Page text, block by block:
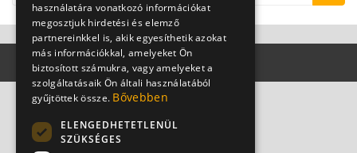
használatára vonatkozó információkat
megosztjuk hirdetési és elemző
partnereinkkel is, akik egyesíthetik azokat
más információkkal, amelyeket Ön
biztosított számukra, vagy amelyeket a
szolgáltatásaik Ön általi használatából
gyűjtöttek össze. Bővebben
ELENGEDHETETLENÜL
SZÜKSÉGES